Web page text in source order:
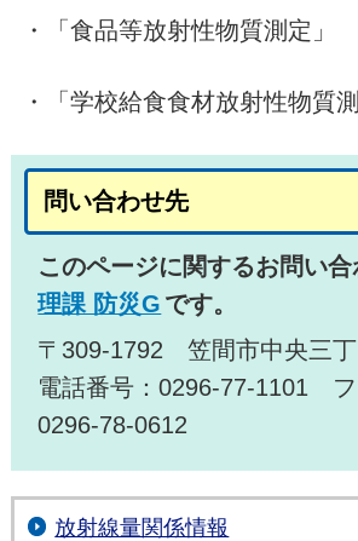
・「食品等放射性物質測定」
・「学校給食食材放射性物質測
問い合わせ先
このページに関するお問い合
理課 防災G です。
〒309-1792 笠間市中央三
電話番号：0296-77-1101 フ
0296-78-0612
放射線量関係情報